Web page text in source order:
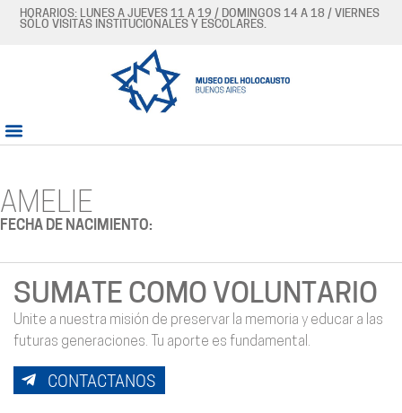
HORARIOS: LUNES A JUEVES 11 A 19 / DOMINGOS 14 A 18 / VIERNES
SÓLO VISITAS INSTITUCIONALES Y ESCOLARES.
AMELIE
FECHA DE NACIMIENTO:
SUMATE COMO VOLUNTARIO
Unite a nuestra misión de preservar la memoria y educar a las
futuras generaciones. Tu aporte es fundamental.
CONTACTANOS